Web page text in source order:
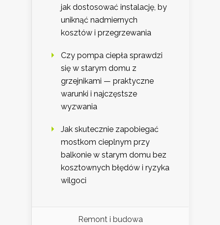
jak dostosować instalację, by
uniknąć nadmiernych
kosztów i przegrzewania
Czy pompa ciepła sprawdzi
się w starym domu z
grzejnikami — praktyczne
warunki i najczęstsze
wyzwania
Jak skutecznie zapobiegać
mostkom cieplnym przy
balkonie w starym domu bez
kosztownych błędów i ryzyka
wilgoci
Remont i budowa